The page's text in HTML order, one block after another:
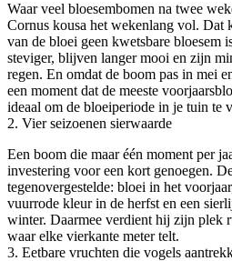
Waar veel bloesembomen na twee
Cornus kousa het wekenlang vol. Dat
van de bloei geen kwetsbare bloesem
steviger, blijven langer mooi en zijn
regen. En omdat de boom pas in mei
een moment dat de meeste
ideaal om de bloeiperiode in je tuin te
2. Vier seizoenen sierwaarde
Een boom die maar één moment per
investering voor een kort genoegen.
tegenovergestelde: bloei in het
vuurrode kleur in de herfst en een
winter. Daarmee verdient hij zijn plek
waar elke vierkante meter telt.
3. Eetbare vruchten die vogels